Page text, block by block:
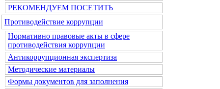
РЕКОМЕНДУЕМ ПОСЕТИТЬ
Противодействие коррупции
Нормативно правовые акты в сфере
противодействия коррупции
Антикоррупционная экспертиза
Методические материалы
Формы документов для заполнения